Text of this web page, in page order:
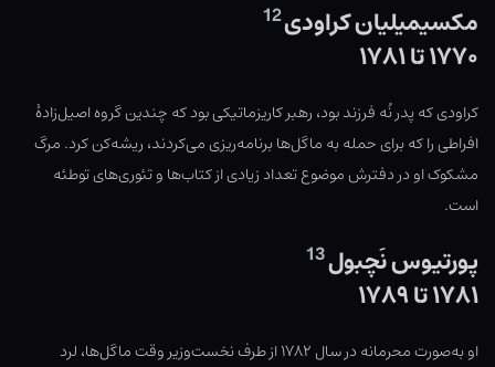
مکسیمیلیان کراودی12
۱۷۷۰ تا ۱۷۸۱
کراودی که پدر نُه فرزند بود، رهبر کاریزماتیکی بود که چندین گروه اصیل‌زادهٔ
افراطی را که برای حمله به ماگل‌ها برنامه‌ریزی می‌کردند، ریشه‌کن کرد. مرگ
مشکوک او در دفترش موضوع تعداد زیادی از کتاب‌ها و تئوری‌های توطئه
است.
پورتیوس نَچبول13
۱۷۸۱ تا ۱۷۸۹
او به‌صورت محرمانه در سال ۱۷۸۲ از طرف نخست‌وزیر وقت ماگل‌ها، لرد